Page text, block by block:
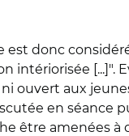
est donc
intériorisée [...]".
ouvert aux
en séance
être amenées à